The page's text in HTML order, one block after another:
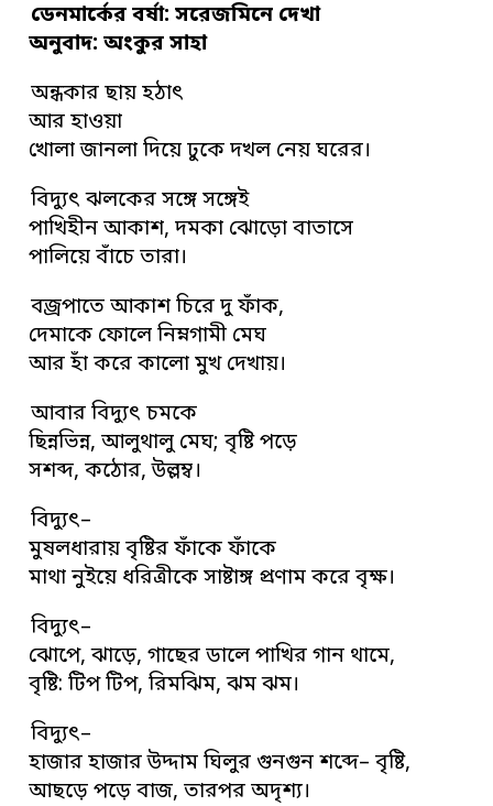
ডেনমার্কের বর্ষা: সরেজমিনে দেখা
অনুবাদ: অংকুর সাহা
অন্ধকার ছায় হঠাৎ
আর হাওয়া
খোলা জানলা দিয়ে ঢুকে দখল নেয় ঘরের।
বিদ্যুৎ ঝলকের সঙ্গে সঙ্গেই
পাখিহীন আকাশ, দমকা ঝোড়ো বাতাসে
পালিয়ে বাঁচে তারা।
বজ্রপাতে আকাশ চিরে দু ফাঁক,
দেমাকে ফোলে নিম্নগামী মেঘ
আর হাঁ করে কালো মুখ দেখায়।
আবার বিদ্যুৎ চমকে
ছিন্নভিন্ন, আলুথালু মেঘ; বৃষ্টি পড়ে
সশব্দ, কঠোর, উল্লম্ব।
বিদ্যুৎ–
মুষলধারায় বৃষ্টির ফাঁকে ফাঁকে
মাথা নুইয়ে ধরিত্রীকে সাষ্টাঙ্গ প্রণাম করে বৃক্ষ।
বিদ্যুৎ–
ঝোপে, ঝাড়ে, গাছের ডালে পাখির গান থামে,
বৃষ্টি: টিপ টিপ, রিমঝিম, ঝম ঝম।
বিদ্যুৎ–
হাজার হাজার উদ্দাম ঘিলুর গুনগুন শব্দে– বৃষ্টি,
আছড়ে পড়ে বাজ, তারপর অদৃশ্য।